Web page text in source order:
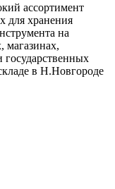
ассортимент
для хранения
на
магазинах,
государственных
в Н.Новгороде